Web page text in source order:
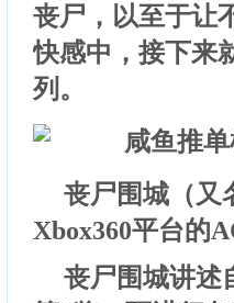
丧尸，以至于让
快感中，接下来
列。
丧尸围城（又
Xbox360平台的
丧尸围城讲述